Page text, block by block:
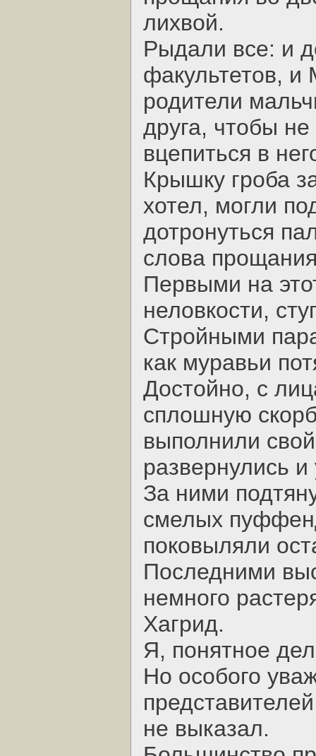
лихвой.
Рыдали все: и
факультетов,
родители
друга, чтобы
вцепиться в
Крышку гроба
хотел, могли
дотронуться
слова
Первыми на
неловкости,
Стройными
как муравьи
Достойно, с
сплошную
выполнили
развернулись
За ними
смелых
поковыляли
Последними
немного
Хагрид.
Я, понятное
Но особого
не выказал.